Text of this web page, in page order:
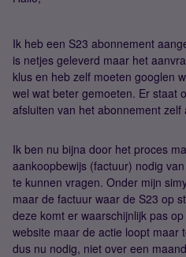
Ik heb een S23 abonnement
is netjes geleverd maar het
klus en heb zelf moeten googlen
wel wat beter gemoeten. Er staat
afsluiten van het abonnement
Ik ben nu bijna door het proces
aankoopbewijs (factuur) nodig
te kunnen vragen. Onder mijn
maar de factuur waar de S23 op
deze komt er waarschijnlijk pas
website maar de actie loopt maar
dus nu nodig, niet over een